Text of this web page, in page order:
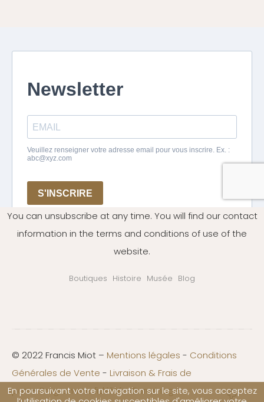
You can unsubscribe at any time. You will find our contact
information in the terms and conditions of use of the
website.
Boutiques Histoire Musée Blog
© 2022 Francis Miot – Mentions légales - Conditions
Générales de Vente - Livraison & Frais de
port-Programme fidélité-Parrainage
En poursuivant votre navigation sur le site, vous acceptez